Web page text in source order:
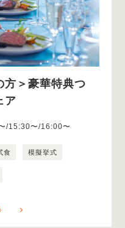
方＞豪華特典つ
ア
/15:30〜/16:00〜
食 模擬挙式